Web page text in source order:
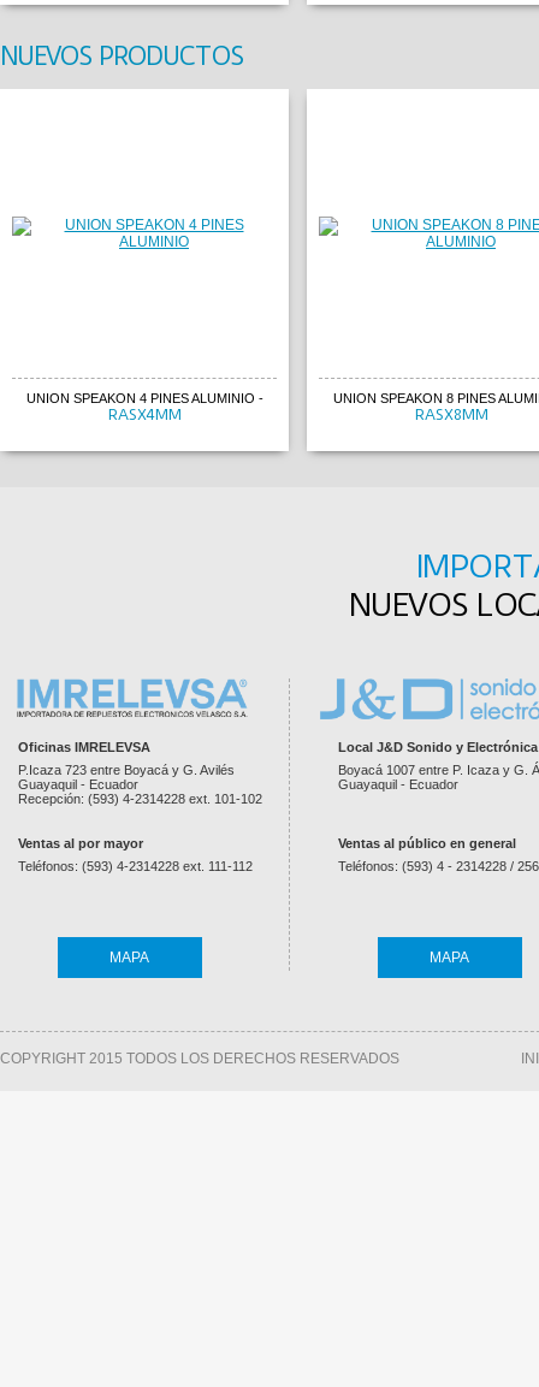
NUEVOS PRODUCTOS
UNION SPEAKON 4 PINES ALUMINIO -
RASX4MM
UNION SPEAKON 8 PINES
RASX8MM
NUEVOS
Oficinas IMRELEVSA
P.Icaza 723 entre Boyacá y G. Avilés
Guayaquil - Ecuador
Recepción: (593) 4-2314228 ext. 101-102
Ventas al por mayor
Teléfonos: (593) 4-2314228 ext. 111-112
MAPA
Local J&D Sonido y Electrónica
Boyacá 1007 entre P. Icaza y G.
Guayaquil - Ecuador
Ventas al público en general
Teléfonos: (593) 4 - 2314228 /
MAPA
COPYRIGHT 2015 TODOS LOS DERECHOS RESERVADOS